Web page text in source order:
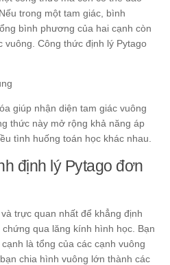
trong một tam giác, bình
bình phương của hai cạnh còn
vuông. Công thức định lý Pytago
giúp nhận diện tam giác vuông
thức này mở rộng khả năng áp
tình huống toán học khác nhau.
định lý Pytago đơn
trực quan nhất để khẳng định
qua lăng kính hình học. Bạn
là tổng của các cạnh vuông
chia hình vuông lớn thành các